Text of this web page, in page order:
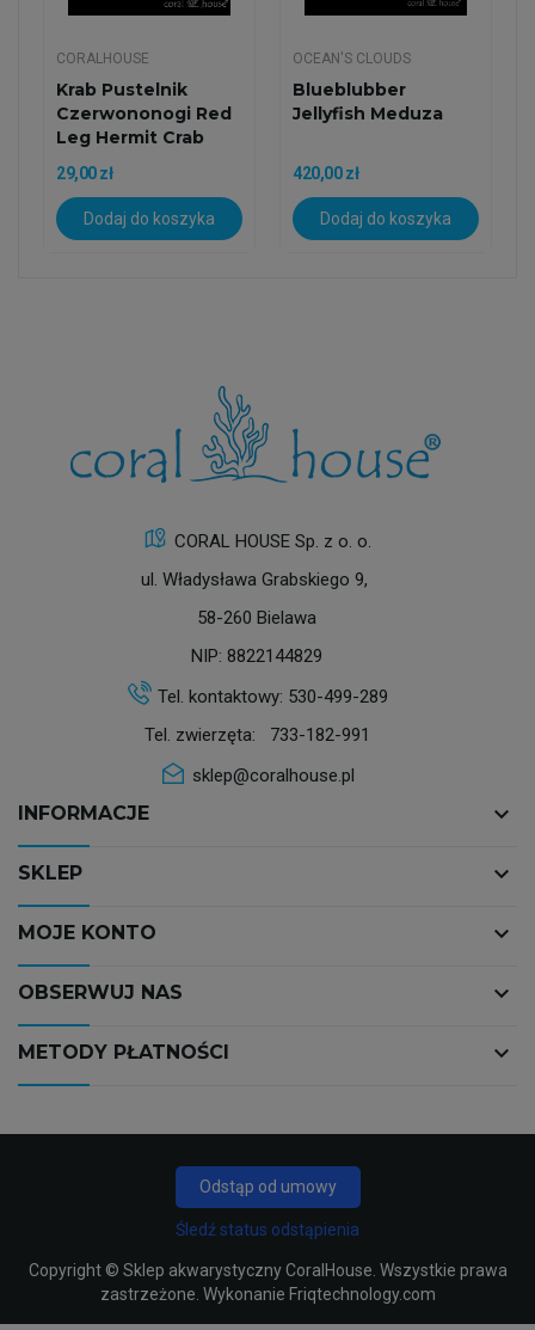
CORALHOUSE
Krab Pustelnik
Czerwononogi Red
Leg Hermit Crab
29,00 zł
Dodaj do koszyka
OCEAN'S CLOUDS
Blueblubber
Jellyfish Meduza
420,00 zł
Dodaj do koszyka
CORAL HOUSE Sp. z o. o.
ul. Władysława Grabskiego 9,
58-260 Bielawa
NIP: 8822144829
Tel. kontaktowy: 530-499-289
Tel. zwierzęta: 733-182-991
sklep@coralhouse.pl
INFORMACJE keyboard_arrow_down
SKLEP keyboard_arrow_down
MOJE KONTO keyboard_arrow_down
OBSERWUJ NAS keyboard_arrow_down
METODY PŁATNOŚCI keyboard_arrow_down
Odstąp od umowy
Śledź status odstąpienia
Copyright © Sklep akwarystyczny CoralHouse . Wszystkie prawa
zastrzeżone. Wykonanie Friqtechnology.com